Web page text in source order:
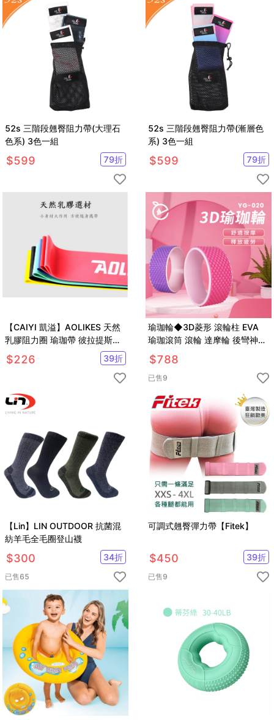
52s 三階段翹臀阻力帶(大理石
色系) 3色一組
$599 79折
52s 三階段翹臀阻力帶(漸層色
系) 3色一組
$599 79折
【CAIYI 凱溢】AOLIKES 天然
乳膠阻力圈 瑜珈帶 彼拉提斯帶
訓練拉力帶 阻力帶 健身帶 拉力
帶 彈力帶 黃色
$226 39折
瑜珈輪◆3D菱形 滾輪柱 EVA
瑜珈滾筒 滾輪 達摩輪 後彎神器
普拉提斯 平衡按摩 筋膜
$788
已售9
【Lin】LIN OUTDOOR 抗菌混
紡羊毛全毛圈登山襪
$300 34折
已售65
可調式翹臀彈力帶【Fitek】
$450 39折
已售9